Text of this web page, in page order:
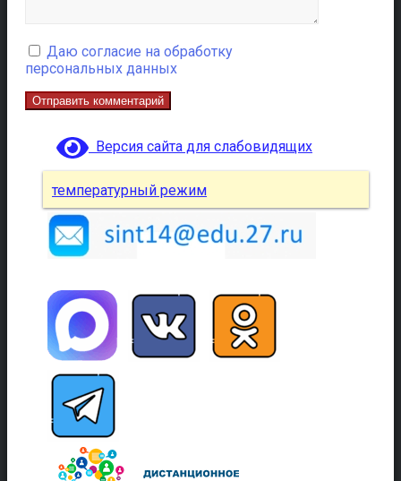
Даю согласие на обработку
персональных данных
Версия сайта для слабовидящих
температурный режим